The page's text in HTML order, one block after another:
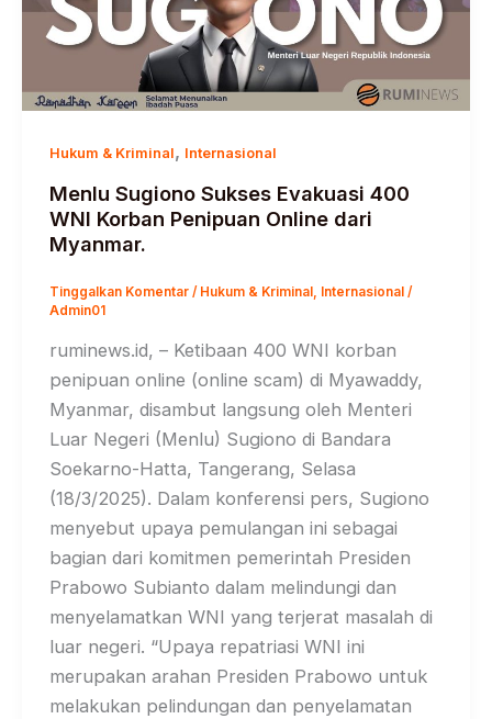
Hukum & Kriminal, Internasional
Menlu Sugiono Sukses Evakuasi 400
WNI Korban Penipuan Online dari
Myanmar.
Tinggalkan Komentar / Hukum & Kriminal , Internasional /
Admin01
ruminews.id, – Ketibaan 400 WNI korban
penipuan online (online scam) di Myawaddy,
Myanmar, disambut langsung oleh Menteri
Luar Negeri (Menlu) Sugiono di Bandara
Soekarno-Hatta, Tangerang, Selasa
(18/3/2025). Dalam konferensi pers, Sugiono
menyebut upaya pemulangan ini sebagai
bagian dari komitmen pemerintah Presiden
Prabowo Subianto dalam melindungi dan
menyelamatkan WNI yang terjerat masalah di
luar negeri. “Upaya repatriasi WNI ini
merupakan arahan Presiden Prabowo untuk
melakukan pelindungan dan penyelamatan